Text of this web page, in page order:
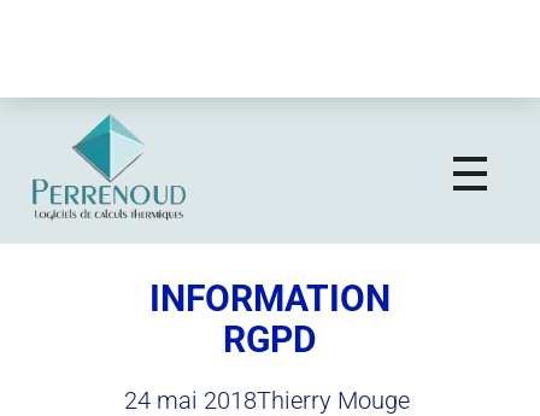
Logiciels Perrenoud
INFORMATION
RGPD
24 mai 2018Thierry Mouge